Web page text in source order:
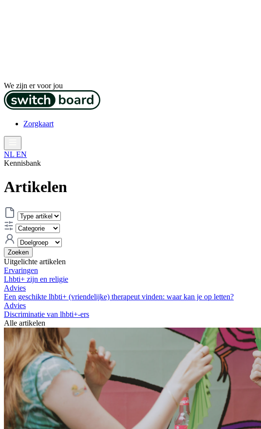
We zijn er voor jou
Zorgkaart
NL EN
Kennisbank
Artikelen
Zoeken
Uitgelichte artikelen
Ervaringen
Lhbti+ zijn en religie
Advies
Een geschikte lhbti+ (vriendelijke) therapeut vinden: waar kan je op letten?
Advies
Discriminatie van lhbti+-ers
Alle artikelen